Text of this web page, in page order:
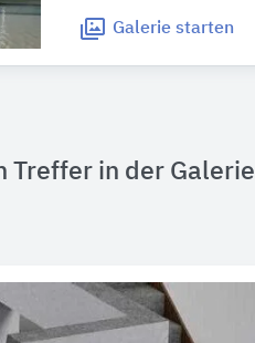
Galerie starten
Treffer in der Galerie